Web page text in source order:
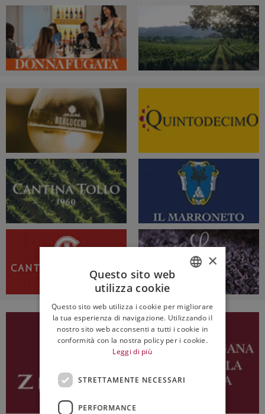
ENGLISH
×
Questo sito web
utilizza cookie
Questo sito web utilizza i cookie per migliorare
la tua esperienza di navigazione. Utilizzando il
nostro sito web acconsenti a tutti i cookie in
conformità con la nostra policy per i cookie.
Leggi di più
STRETTAMENTE NECESSARI
PERFORMANCE